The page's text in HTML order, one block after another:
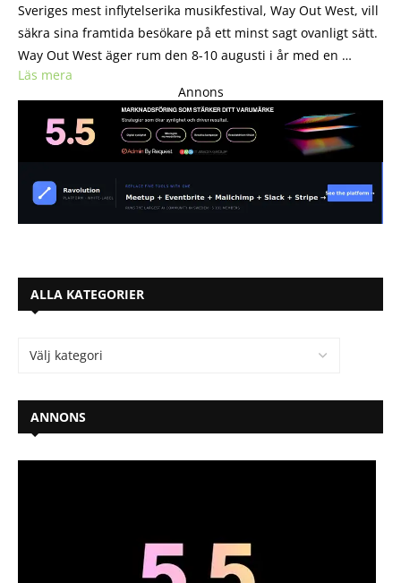
Sveriges mest inflytelserika musikfestival, Way Out West, vill
säkra sina framtida besökare på ett minst sagt ovanligt sätt.
Way Out West äger rum den 8-10 augusti i år med en …
Läs mera
Annons
ALLA KATEGORIER
ANNONS